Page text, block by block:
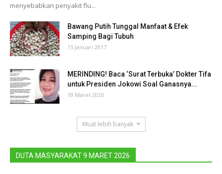
menyebabkan penyakit flu...
Bawang Putih Tunggal Manfaat & Efek
Samping Bagi Tubuh
15 Januari 2017
MERINDING! Baca ‘Surat Terbuka’ Dokter Tifa
untuk Presiden Jokowi Soal Ganasnya...
18 Maret 2020
Muat lebih banyak
DUTA MASYARAKAT 9 MARET 2026